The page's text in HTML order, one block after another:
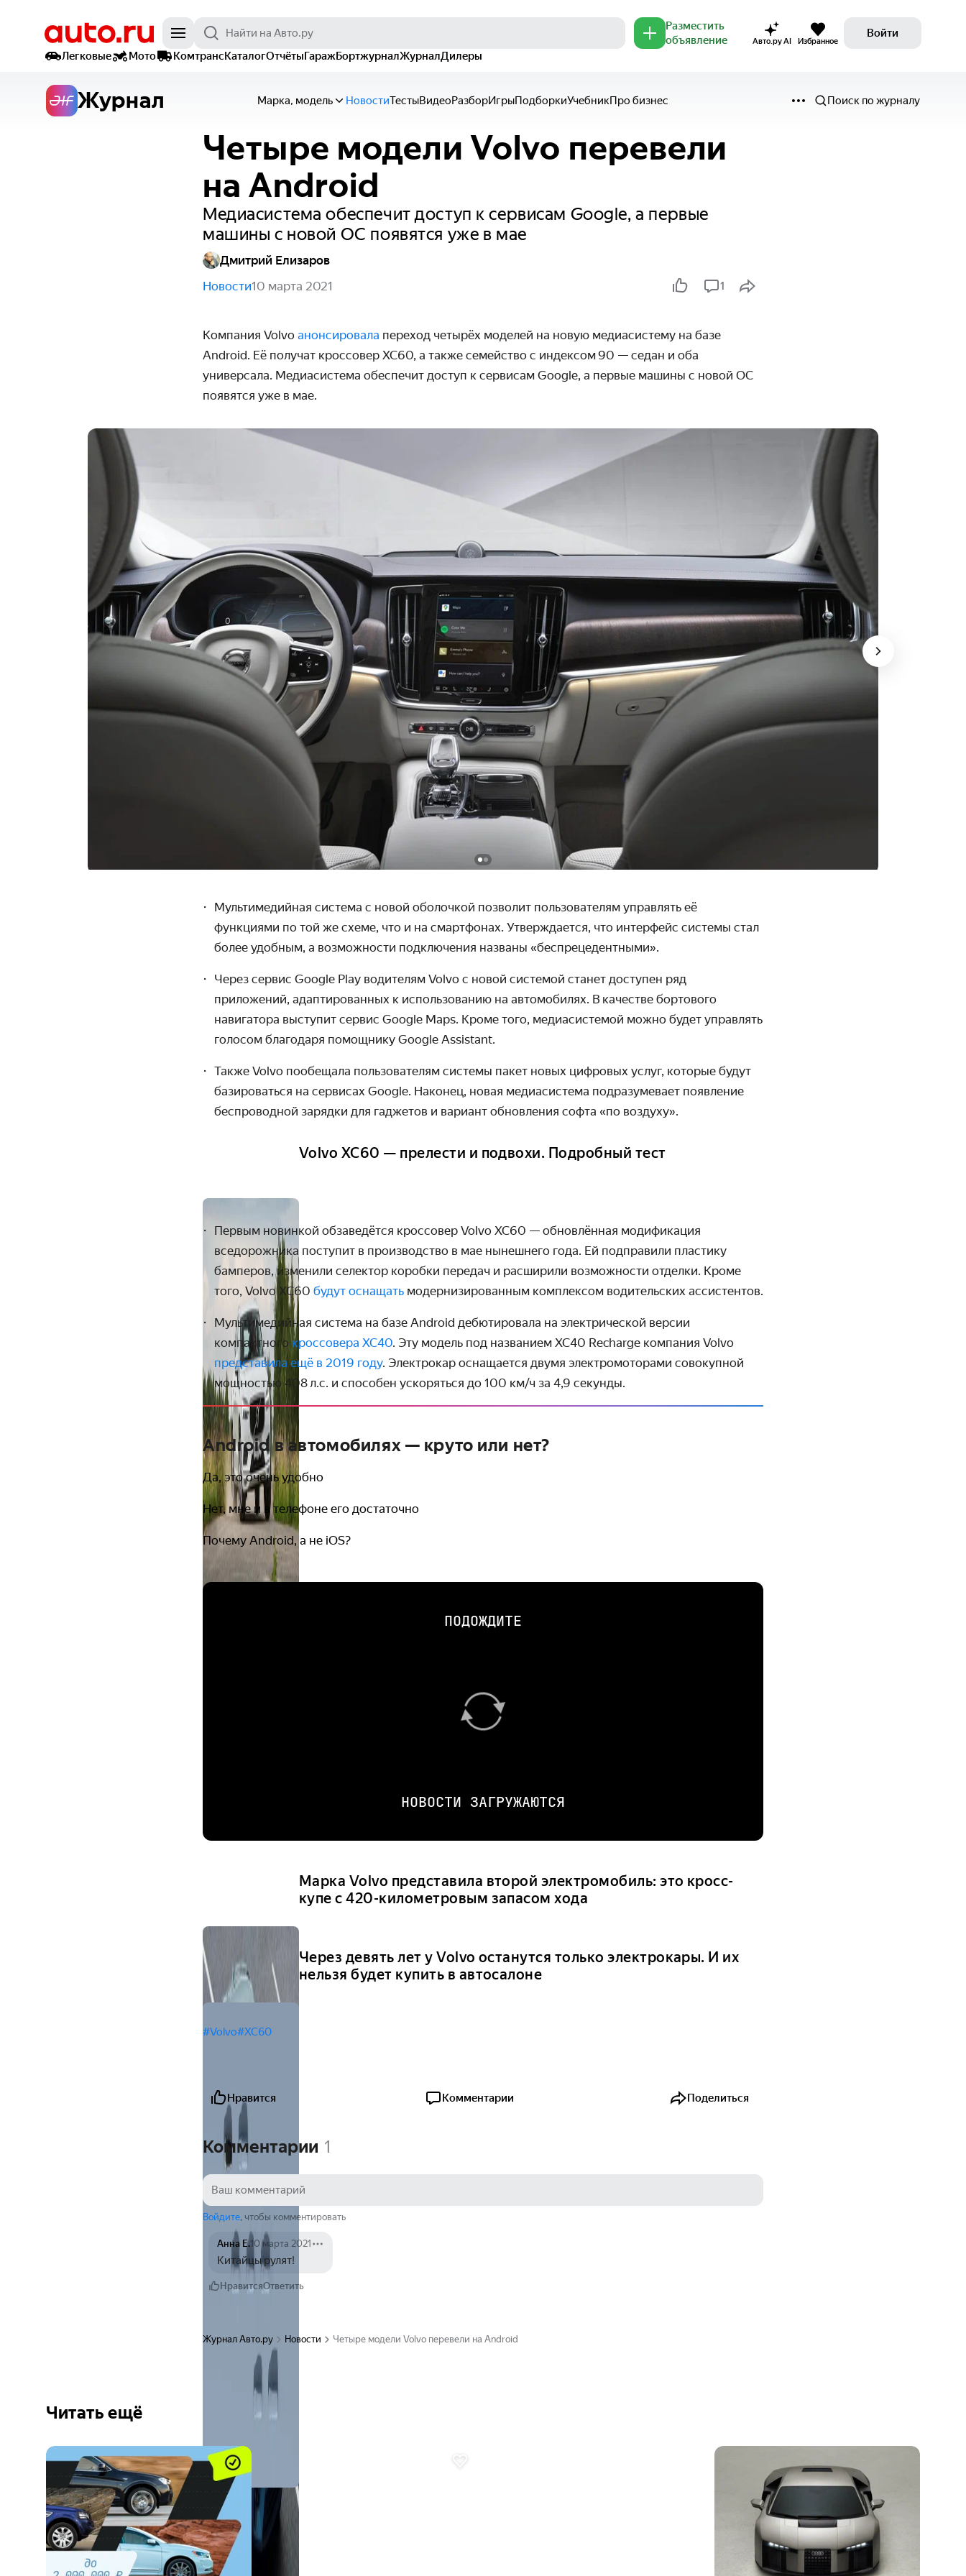
Разместить
объявление
Авто.ру AI Избранное
Войти
Легковые
Мото КомтрансКаталогОтчётыГаражБортжурналЖурналДилеры
Журнал Марка, модель НовостиТестыВидеоРазборИгрыПодборкиУчебникПро бизнес Поиск по журналу
Четыре модели Volvo перевели
на Android
Медиасистема обеспечит доступ к сервисам Google, а первые
машины с новой ОС появятся уже в мае
Дмитрий Елизаров
Новости10 марта 2021 1
Компания Volvo анонсировала переход четырёх моделей на новую медиасистему на базе
Android. Её получат кроссовер XC60, а также семейство с индексом 90 — седан и оба
универсала. Медиасистема обеспечит доступ к сервисам Google, а первые машины с новой ОС
появятся уже в мае.
Мультимедийная система с новой оболочкой позволит пользова­телям управлять её
функциями по той же схеме, что и на смартфонах. Утверж­дается, что интерфейс системы стал
более удобным, а возмож­ности подключения названы «беспрецедентными».
Через сервис Google Play водителям Volvo с новой системой станет доступен ряд
приложений, адаптиро­ванных к использо­ванию на авто­мобилях. В качестве бортового
навигатора выступит сервис Google Maps. Кроме того, медиасистемой можно будет управлять
голосом благодаря помощнику Google Assistant.
Также Volvo пообещала пользователям системы пакет новых цифровых услуг, которые будут
базиро­ваться на сервисах Google. Наконец, новая медиасистема подразумевает появление
беспроводной зарядки для гаджетов и вариант обновления софта «по воздуху».
Volvo XC60 — прелести и подвохи. Подробный тест
Первым новинкой обзаведётся кроссовер Volvo XC60 — обновлённая моди­фикация
вседорожника поступит в произ­водство в мае нынешнего года. Ей подправили пластику
бамперов, изменили селектор коробки передач и расширили возмож­ности отделки. Кроме
того, Volvo XC60 будут оснащать модерни­зированным комплексом водительских ассистентов.
Мультимедийная система на базе Android дебютиро­вала на электрической версии
компактногокроссовера XC40. Эту модель под названием XC40 Recharge компания Volvo
пред­ставила ещё в 2019 году. Электрокар оснащается двумя электро­моторами совокупной
мощностью 408 л.с. и способен ускоряться до 100 км/ч за 4,9 секунды.
Android в автомобилях — круто или нет?
Да, это очень удобно
Нет, мне и в телефоне его достаточно
Почему Android, а не iOS?
ПОДОЖДИТЕ
НОВОСТИ ЗАГРУЖАЮТСЯ
Марка Volvo представила второй электромобиль: это кросс-
купе с 420-километровым запасом хода
Через девять лет у Volvo останутся только электрокары. И их
нельзя будет купить в автосалоне
#Volvo#XC60
Нравится Комментарии Поделиться
Комментарии 1
Войдите, чтобы комментировать
Анна Е.10 марта 2021
Китайцы рулят!
НравитсяОтветить
Журнал Авто.ру Новости Четыре модели Volvo перевели на Android
Читать ещё